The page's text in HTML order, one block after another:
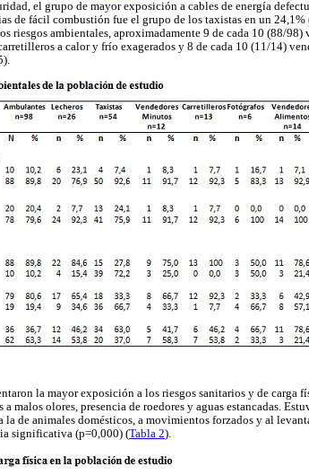
el grupo de mayor exposición a cables de energía
de fácil combustión fue el grupo de los taxistas en un
riesgos ambientales, aproximadamente 9 de cada 10 (88/98)
a calor y frío exagerados y 8 de cada 10 (11/14)
la mayor exposición a los riesgos sanitarios y de carga
malos olores, presencia de roedores y aguas estancadas.
de animales domésticos, a movimientos forzados y al
significativa (p=0,000) (Tabla 2).